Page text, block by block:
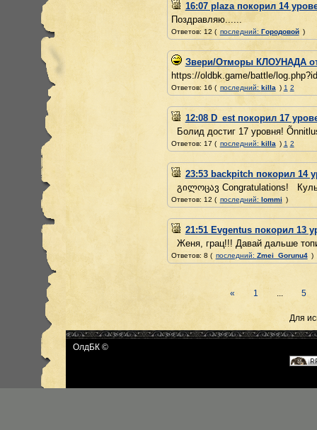
16:07 plaza покорил 14
Поздравляю......
Ответов: 12 ( последний: Городовой )
Звери/Отморы КЛОУНАДА
https://oldbk.game/battle/
Ответов: 16 ( последний: killa ) 1 2
12:08 D_est покорил 17
Болид достиг 17 уровня!
Ответов: 17 ( последний: killa ) 1 2
23:53 backpitch покорил 14
გილოცავ Congratulations!
Ответов: 12 ( последний: lommi )
21:51 Evgentus покорил 13
Женя, грац!!! Давай дальше
Ответов: 8 ( последний: Zmei_Gorunu4 )
« 1 ... 5
Для
ОлдБК ©